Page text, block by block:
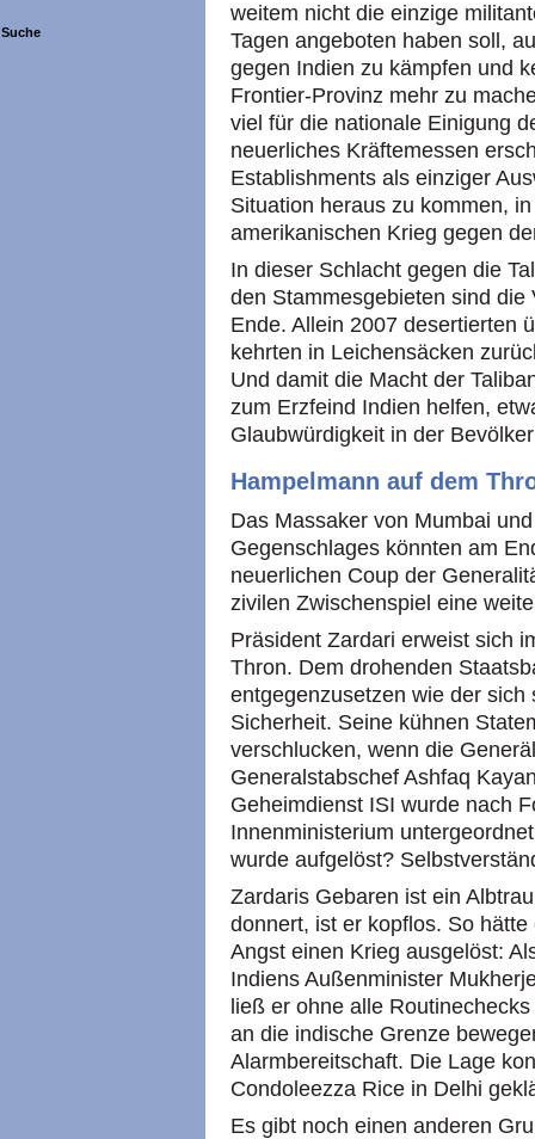
Suche
weitem nicht die einzige
Tagen angeboten haben soll,
gegen Indien zu kämpfen und
Frontier-Provinz mehr zu
viel für die nationale Einigung
neuerliches Kräftemessen
Establishments als einziger
Situation heraus zu kommen,
amerikanischen Krieg gegen
In dieser Schlacht gegen die
den Stammesgebieten sind
Ende. Allein 2007 desertierten
kehrten in Leichensäcken
Und damit die Macht der
zum Erzfeind Indien helfen,
Glaubwürdigkeit in der
Hampelmann auf dem
Das Massaker von Mumbai
Gegenschlages könnten am
neuerlichen Coup der
zivilen Zwischenspiel eine
Präsident Zardari erweist sich
Thron. Dem drohenden
entgegenzusetzen wie der
Sicherheit. Seine kühnen
verschlucken, wenn die
Generalstabschef Ashfaq
Geheimdienst ISI wurde nach
Innenministerium
wurde aufgelöst?
Zardaris Gebaren ist ein
donnert, ist er kopflos. So
Angst einen Krieg ausgelöst:
Indiens Außenminister
ließ er ohne alle
an die indische Grenze
Alarmbereitschaft. Die Lage
Condoleezza Rice in Delhi
Es gibt noch einen anderen